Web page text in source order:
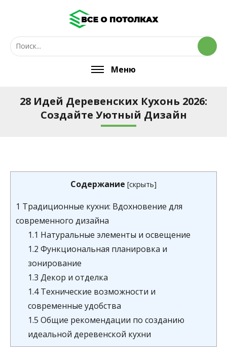
Меню
28 Идей Деревенских Кухонь 2026:
Создайте Уютный Дизайн
Содержание [скрыть]
1 Традиционные кухни: Вдохновение для
современного дизайна
1.1 Натуральные элементы и освещение
1.2 Функциональная планировка и
зонирование
1.3 Декор и отделка
1.4Технические возможности и
современные удобства
1.5 Общие рекомендации по созданию
идеальной деревенской кухни